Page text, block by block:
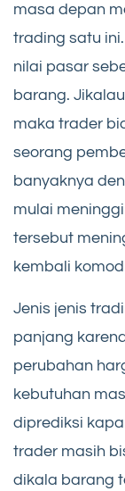
masa depan
trading satu
nilai pasar
barang.
maka trader
seorang
banyaknya
mulai
tersebut
kembali
Jenis jenis
panjang
perubahan
kebutuhan
diprediksi
trader masih
dikala barang